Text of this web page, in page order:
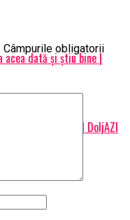
dată şi ştiu bine |
S-a aflat totul | DoljAZI
Câmpurile obligatorii